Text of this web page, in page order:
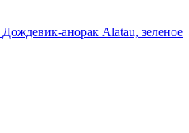
Дождевик-анорак Alatau, зеленое